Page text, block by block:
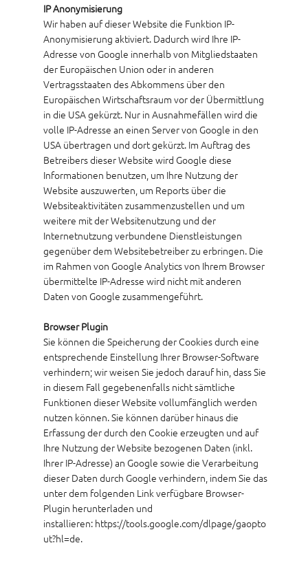
IP Anonymisierung
Wir haben auf dieser Website die Funktion IP-
Anonymisierung aktiviert. Dadurch wird Ihre IP-
Adresse von Google innerhalb von Mitgliedstaaten
der Europäischen Union oder in anderen
Vertragsstaaten des Abkommens über den
Europäischen Wirtschaftsraum vor der Übermittlung
in die USA gekürzt. Nur in Ausnahmefällen wird die
volle IP-Adresse an einen Server von Google in den
USA übertragen und dort gekürzt. Im Auftrag des
Betreibers dieser Website wird Google diese
Informationen benutzen, um Ihre Nutzung der
Website auszuwerten, um Reports über die
Websiteaktivitäten zusammenzustellen und um
weitere mit der Websitenutzung und der
Internetnutzung verbundene Dienstleistungen
gegenüber dem Websitebetreiber zu erbringen. Die
im Rahmen von Google Analytics von Ihrem Browser
übermittelte IP-Adresse wird nicht mit anderen
Daten von Google zusammengeführt.
Browser Plugin
Sie können die Speicherung der Cookies durch eine
entsprechende Einstellung Ihrer Browser-Software
verhindern; wir weisen Sie jedoch darauf hin, dass Sie
in diesem Fall gegebenenfalls nicht sämtliche
Funktionen dieser Website vollumfänglich werden
nutzen können. Sie können darüber hinaus die
Erfassung der durch den Cookie erzeugten und auf
Ihre Nutzung der Website bezogenen Daten (inkl.
Ihrer IP-Adresse) an Google sowie die Verarbeitung
dieser Daten durch Google verhindern, indem Sie das
unter dem folgenden Link verfügbare Browser-
Plugin herunterladen und
installieren: https://tools.google.com/dlpage/gaopto
ut?hl=de.